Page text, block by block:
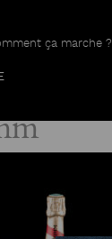
ça marche ?